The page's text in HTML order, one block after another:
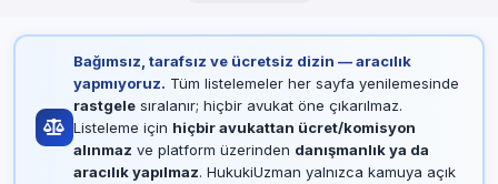
Bağımsız, tarafsız ve ücretsiz dizin — aracılık
yapmıyoruz. Tüm listelemeler her sayfa yenilemesinde
rastgelesıralanır; hiçbir avukat öne çıkarılmaz.
Listeleme için hiçbir avukattan ücret/komisyon
alınmaz ve platform üzerinden danışmanlık ya da
aracılık yapılmaz. HukukiUzman yalnızca kamuya açık